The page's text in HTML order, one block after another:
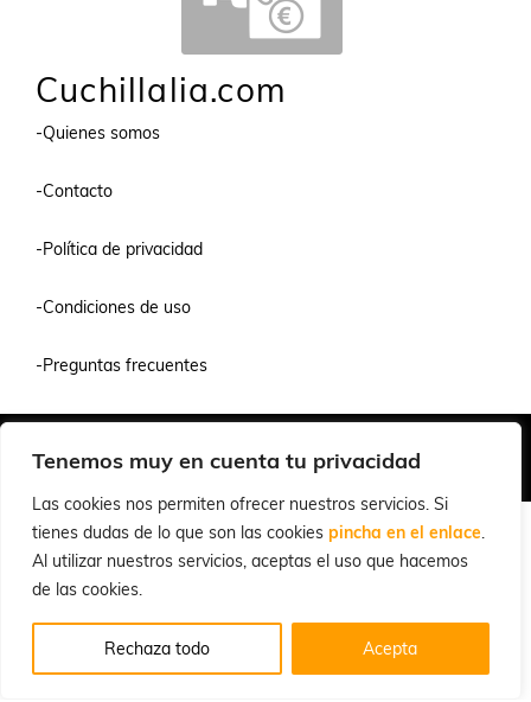
Tenemos muy en cuenta tu privacidad
Las cookies nos permiten ofrecer nuestros servicios. Si
tienes dudas de lo que son las cookies pincha en el enlace.
Al utilizar nuestros servicios, aceptas el uso que hacemos
de las cookies.
Rechaza todo Acepta
Cuchillalia.com
-Quienes somos
-Contacto
-Política de privacidad
-Condiciones de uso
-Preguntas frecuentes
© 2026 Cuchillalia.com